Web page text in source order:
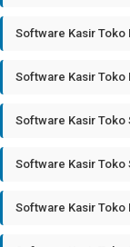
Software Kasir Toko
Software Kasir Toko
Software Kasir Toko
Software Kasir
Software Kasir Toko